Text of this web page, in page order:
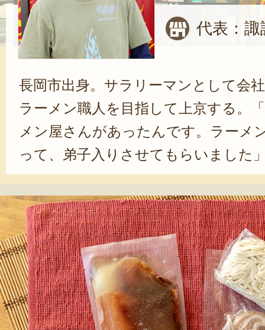
代表：諏
長岡市出身。サラリーマンとして会
ラーメン職人を目指して上京する。
メン屋さんがあったんです。ラーメ
って、弟子入りさせてもらいました
年間の修業期間を経て、2006年、地
プン。「ジャッキー・チェンが好き
ーの映画風に『喰拳』という店名に
う。修業時代に培った豚骨醤油のラ
している。「ありがたいことに、お
んでくれるリピーターが多いです。
てもらえるのが一番嬉しいですね」